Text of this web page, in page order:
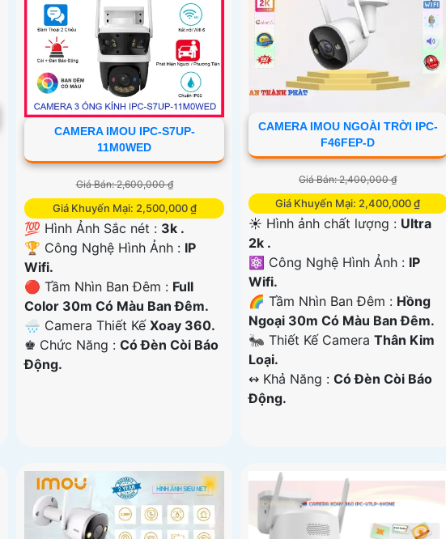
CAMERA IMOU IPC-S7UP-
11M0WED
Giá Bán: 2,600,000 ₫
Giá Khuyến Mại: 2,500,000 ₫
💯 Hình Ảnh Sắc nét : 3k .
🏆 Công Nghệ Hình Ảnh : IP
Wifi.
🔴 Tầm Nhìn Ban Đêm : Full
Color 30m Có Màu Ban Ðêm.
🌧️ Camera Thiết KếXoay 360.
️♚ Chức Năng :Có Ðèn Còi Báo
Động.
CAMERA IMOU NGOÀI TRỜI IPC-
F46FEP-D
Giá Bán: 2,400,000 ₫
Giá Khuyến Mại: 2,400,000 ₫
☀️ Hình ảnh chất lượng : Ultra
2k .
⚛️ Công Nghệ Hình Ảnh : IP
Wifi.
🌈 Tầm Nhìn Ban Đêm : Hồng
Ngoại 30m Có Màu Ban Đêm.
🐜 Thiết Kế Camera Thân Kim
Loại.
️↭ Khả Năng : Có Đèn Còi Báo
Động.